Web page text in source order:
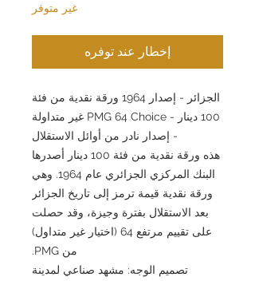
غير متوفر
إخطار عند توفره
الجزائر - إصدار 1964 ورقة نقدية من فئة
100 دينار - PMG 64 Choice غير متداولة
- إصدار نادر من أوائل الاستقلال
هذه ورقة نقدية من فئة 100 دينار أصدرها
البنك المركزي الجزائري عام 1964. وهي
ورقة نقدية قيمة ترمز إلى تاريخ الجزائر
بعد الاستقلال بفترة وجيزة، وقد حصلت
على تقييم مرتفع 64 (اختيار غير متداول)
من PMG.
تصميم الوجه: مشهد صناعي لمدينة